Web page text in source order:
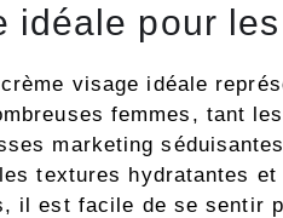
idéale pour
visage idéale
femmes, tant
marketing
textures hydratantes et
il est facile de se sentir